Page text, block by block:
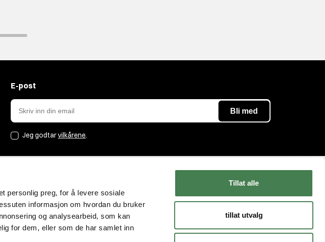
personlig preg, for å levere sosiale
informasjon om hvordan du bruker
og analysearbeid, som kan
for dem, eller som de har samlet inn
Tillat alle
tillat utvalg
E-post
Jeg godtarvilkårene.
Jakt&Friluft
Om oss
Bærekraft
Følg oss
Instagram
Kundeservice
Levering og retur